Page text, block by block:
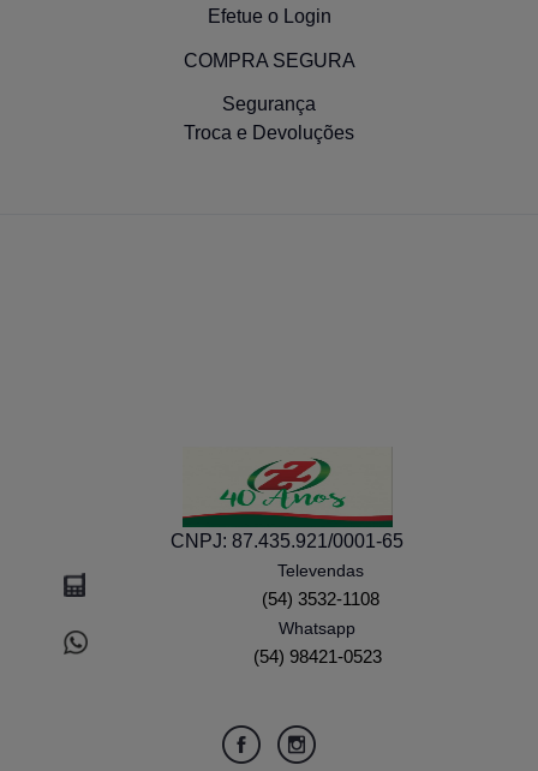
Efetue o Login
COMPRA SEGURA
Segurança
Troca e Devoluções
CNPJ: 87.435.921/0001-65
Televendas
(54) 3532-1108
Whatsapp
(54) 98421-0523